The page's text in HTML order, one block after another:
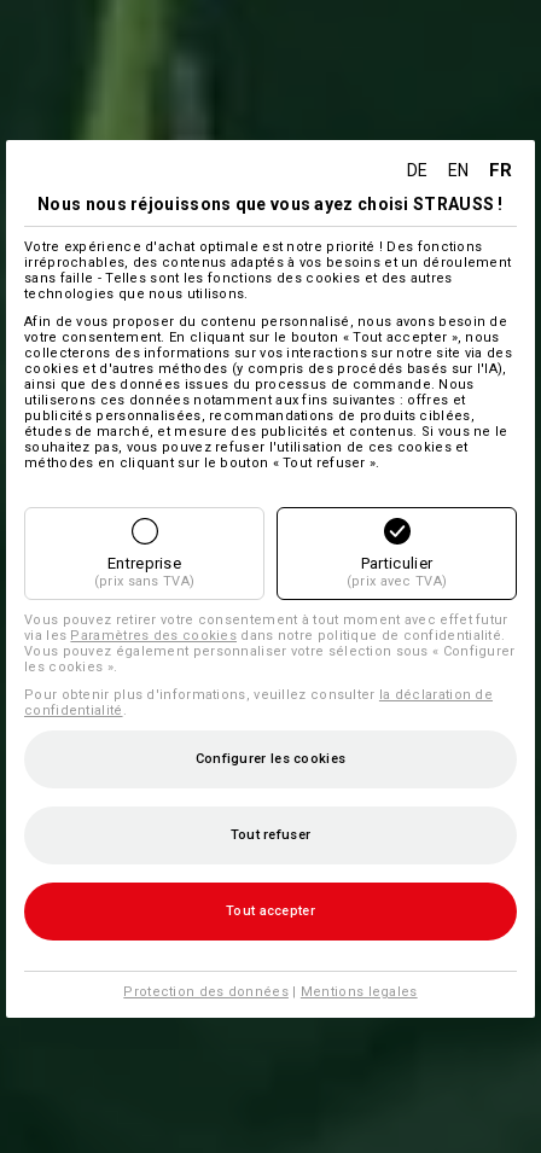
DE EN FR
Nous nous réjouissons que vous ayez choisi STRAUSS !
Votre expérience d'achat optimale est notre priorité ! Des fonctions
irréprochables, des contenus adaptés à vos besoins et un déroulement
sans faille - Telles sont les fonctions des cookies et des autres
technologies que nous utilisons.
Afin de vous proposer du contenu personnalisé, nous avons besoin de
votre consentement. En cliquant sur le bouton « Tout accepter », nous
collecterons des informations sur vos interactions sur notre site via des
cookies et d'autres méthodes (y compris des procédés basés sur l'IA),
ainsi que des données issues du processus de commande. Nous
utiliserons ces données notamment aux fins suivantes : offres et
publicités personnalisées, recommandations de produits ciblées,
études de marché, et mesure des publicités et contenus. Si vous ne le
souhaitez pas, vous pouvez refuser l'utilisation de ces cookies et
méthodes en cliquant sur le bouton « Tout refuser ».
Entreprise
(prix sans TVA)
Particulier
(prix avec TVA)
Vous pouvez retirer votre consentement à tout moment avec effet futur
via les Paramètres des cookies dans notre politique de confidentialité.
Vous pouvez également personnaliser votre sélection sous « Configurer
les cookies ».
Pour obtenir plus d'informations, veuillez consulter la déclaration de
confidentialité
Configurer les cookies
Tout refuser
Tout accepter
Protection des données| Mentions legales